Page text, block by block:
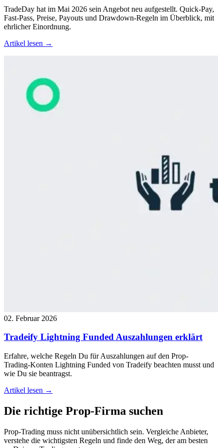
TradeDay hat im Mai 2026 sein Angebot neu aufgestellt. Quick-Pay,
Fast-Pass, Preise, Payouts und Drawdown-Regeln im Überblick, mit
ehrlicher Einordnung.
Artikel lesen →
02. Februar 2026
Tradeify Lightning Funded Auszahlungen erklärt
Erfahre, welche Regeln Du für Auszahlungen auf den Prop-
Trading-Konten Lightning Funded von Tradeify beachten musst und
wie Du sie beantragst.
Artikel lesen →
Die richtige Prop-Firma suchen
Prop-Trading muss nicht unübersichtlich sein. Vergleiche Anbieter,
verstehe die wichtigsten Regeln und finde den Weg, der am besten